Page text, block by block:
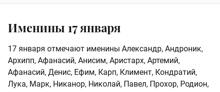
Именины 17 января
17 января отмечают именины Александр, Андроник,
Архипп, Афанасий, Анисим, Аристарх, Артемий,
Афанасий, Денис, Ефим, Карп, Климент, Кондратий,
Лука, Марк, Никанор, Николай, Павел, Прохор, Родион,